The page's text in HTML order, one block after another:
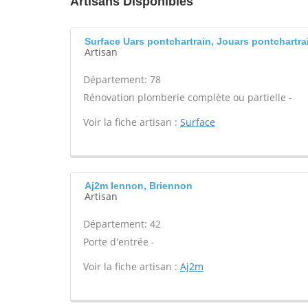
Surface Uars pontchartrain, Jouars
Artisan
Département: 78
Rénovation plomberie complète ou partielle -
Voir la fiche artisan : Surface
Aj2m Iennon, Briennon
Artisan
Département: 42
Porte d'entrée -
Voir la fiche artisan : Aj2m